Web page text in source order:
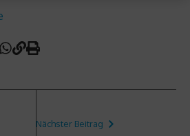
Nächster Beitrag